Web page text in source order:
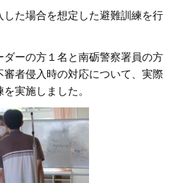
した場合を想定した避難訓練を行
ーの方１名と南砺警察署員の方
審者侵入時の対応について、実際
実施しました。